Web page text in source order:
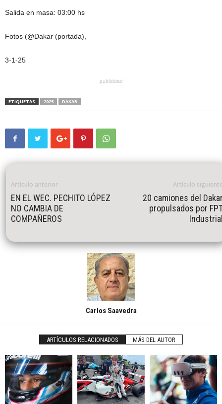
Salida en masa: 03:00 hs
Fotos (@Dakar (portada),
3-1-25
publicidad
ETIQUETAS 2025 DAKAR
Artículo anterior
EN EL WEC. PECHITO LÓPEZ
NO CAMBIA DE
COMPAÑEROS
Artículo
20 camiones del
propulsados por
Carlos Saavedra
ARTÍCULOS RELACIONADOS MÁS DEL AUTOR